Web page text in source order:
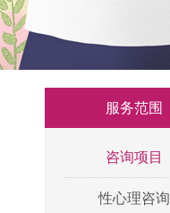
服务范围
咨询项目
性心理咨询